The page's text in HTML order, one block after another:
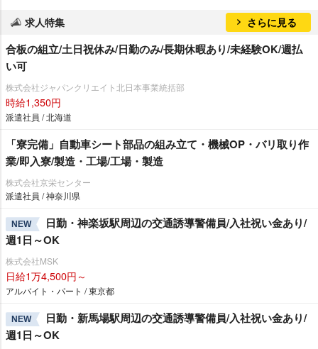
求人特集 さらに見る
合板の組立/土日祝休み/日勤のみ/長期休暇あり/未経験OK/週払
い可
株式会社ジャパンクリエイト北日本事業統括部
時給1,350円
派遣社員 / 北海道
「寮完備」自動車シート部品の組み立て・機械OP・バリ取り作
業/即入寮/製造・工場/工場・製造
株式会社京栄センター
派遣社員 / 神奈川県
NEW
日勤・神楽坂駅周辺の交通誘導警備員/入社祝い金あり/
週1日～OK
株式会社MSK
日給1万4,500円～
アルバイト・パート / 東京都
NEW
日勤・新馬場駅周辺の交通誘導警備員/入社祝い金あり/
週1日～OK